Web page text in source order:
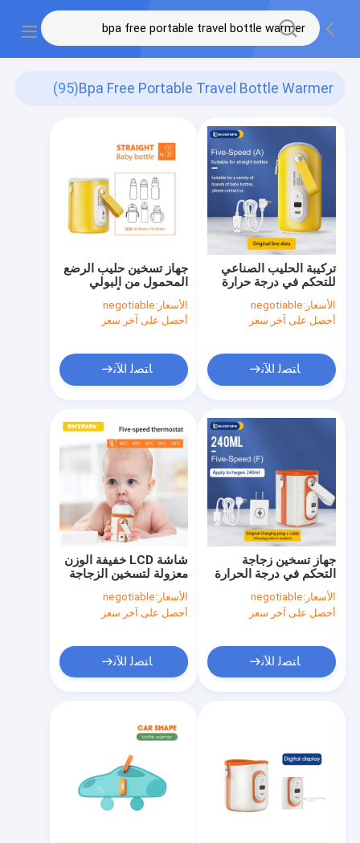
Bpa Free Portable Travel Bottle Warmer
(95)
جهاز تسخين حليب الرضع
المحمول من البولي
التوالي USB جهاز تسخين
الرضّاعات المحمول
الأسعار:negotiable
أحصل على آخر سعر
ﺎﺘﺼﻟ ﺍﻶﻧ
تركيبة الحليب الصناعي
للتحكم في درجة حرارة
محمول 5 فولت و 2 أمبير
الأسعار:negotiable
أحصل على آخر سعر
ﺎﺘﺼﻟ ﺍﻶﻧ
شاشة LCD خفيفة الوزن
معزولة لتسخين الزجاجة
Hegen
الأسعار:negotiable
أحصل على آخر سعر
ﺎﺘﺼﻟ ﺍﻶﻧ
جهاز تسخين زجاجة
التحكم في درجة الحرارة
من نايس بابا خفيف الوزن
وشحن USB بقوة 10 وات
الأسعار:negotiable
أحصل على آخر سعر
ﺎﺘﺼﻟ ﺍﻶﻧ